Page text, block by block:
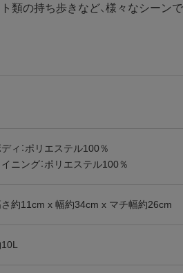
類の持ち歩きなど、様々なシーン
ィ：ポリエステル100％
ニング：ポリエステル100％
さ約11cm x 幅約34cm x マチ幅約26cm